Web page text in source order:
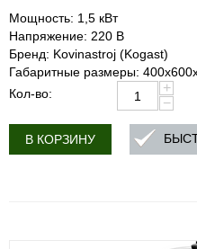
Мощность: 1,5 кВт
Напряжение: 220 В
Бренд: Kovinastroj (Kogast)
Габаритные размеры:
Кол-во:
+
−
В КОРЗИНУ